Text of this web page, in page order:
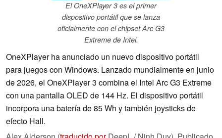
El OneXPlayer 3 es el primer
dispositivo portátil que se lanza
oficialmente con el chipset Arc G3
Extreme de Intel.
OneXPlayer ha anunciado un nuevo dispositivo portátil
para juegos con Windows. Lanzado mundialmente en junio
de 2026, el OneXPlayer 3 combina el Intel Arc G3 Extreme
con una pantalla OLED de 144 Hz. El dispositivo portátil
incorpora una batería de 85 Wh y también joysticks de
efecto Hall.